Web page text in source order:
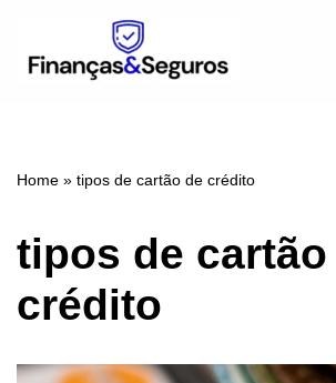
Pular
Home » tipos de cartão de crédito
tipos de cartão
crédito